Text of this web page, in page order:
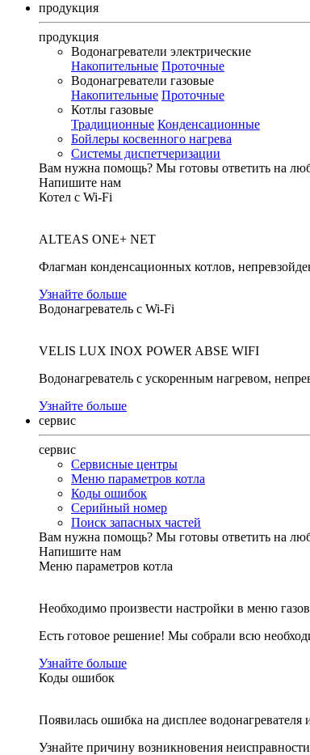
продукция
продукция
Водонагреватели электрические
Накопительные Проточные
Водонагреватели газовые
Накопительные Проточные
Котлы газовые
Традиционные Конденсационные
Бойлеры косвенного нагрева
Системы диспетчеризации
Вам нужна помощь? Мы готовы ответить на
Напишите нам
Котел с Wi-Fi
ALTEAS ONE+ NET
Флагман конденсационных котлов,
Узнайте больше
Водонагреватель с Wi-Fi
VELIS LUX INOX POWER ABSE WIFI
Водонагреватель с ускоренным нагревом,
Узнайте больше
сервис
сервис
Сервисные центры
Меню параметров котла
Коды ошибок
Серийный номер
Поиск запасных частей
Вам нужна помощь? Мы готовы ответить на
Напишите нам
Меню параметров котла
Необходимо произвести настройки в меню
Есть готовое решение! Мы собрали всю
Узнайте больше
Коды ошибок
Появилась ошибка на дисплее водонагревателя
Узнайте причину возникновения